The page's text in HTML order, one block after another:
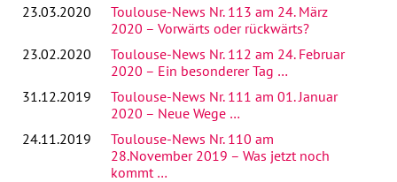
23.03.2020
Toulouse-News Nr. 113 am 24. März
2020 – Vorwärts oder rückwärts?
23.02.2020
Toulouse-News Nr. 112 am 24. Februar
2020 – Ein besonderer Tag …
31.12.2019
Toulouse-News Nr. 111 am 01. Januar
2020 – Neue Wege …
24.11.2019
Toulouse-News Nr. 110 am
28.November 2019 – Was jetzt noch
kommt …